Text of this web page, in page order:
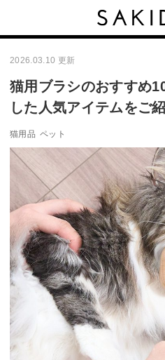
2026.03.10 更新
猫用ブラシのおすすめ
した人気アイテムをご
猫用品 ペット